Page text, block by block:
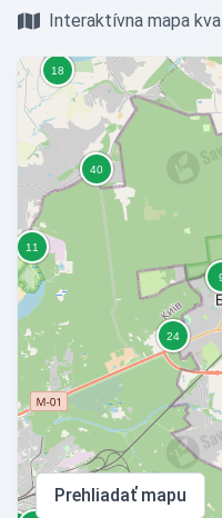
Interaktívna mapa
Prehliadať mapu